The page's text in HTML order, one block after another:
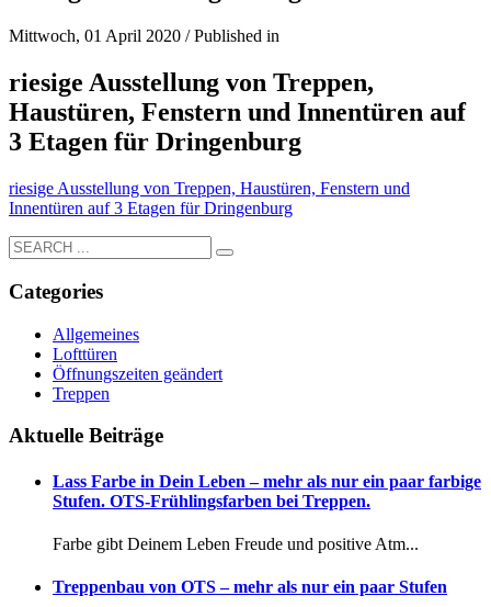
Mittwoch, 01 April 2020 /Published in
riesige Ausstellung von Treppen,
Haustüren, Fenstern und Innentüren auf
3 Etagen für Dringenburg
riesige Ausstellung von Treppen, Haustüren, Fenstern und
Innentüren auf 3 Etagen für Dringenburg
Categories
Allgemeines
Lofttüren
Öffnungszeiten geändert
Treppen
Aktuelle Beiträge
Lass Farbe in Dein Leben – mehr als nur ein paar farbige
Stufen. OTS-Frühlingsfarben bei Treppen.
Farbe gibt Deinem Leben Freude und positive Atm...
Treppenbau von OTS – mehr als nur ein paar Stufen